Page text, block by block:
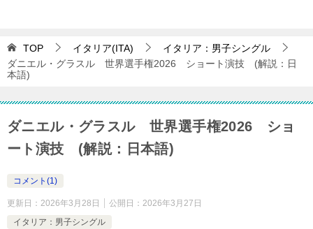
TOP イタリア(ITA)
イタリア：男子シングル
ダニエル・グラスル 世界選手権2026 ショート演技 (解説：日
本語)
ダニエル・グラスル 世界選手権2026 ショ
ート演技 (解説：日本語)
コメント(1)
更新日： 2026年3月28日 公開日： 2026年3月27日
イタリア：男子シングル